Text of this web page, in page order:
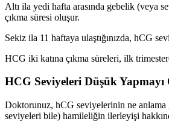
Altı ila yedi hafta arasında gebelik (veya
çıkma süresi oluşur.
Sekiz ila 11 haftaya ulaştığınızda, hCG
HCG iki katına çıkma süreleri, ilk
HCG Seviyeleri Düşük
Doktorunuz, hCG seviyelerinin ne
seviyeleri bile) hamileliğin ilerleyişi